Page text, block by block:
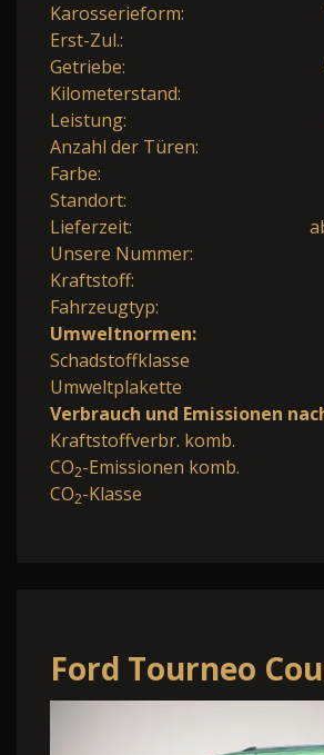
Karosserieform:
Erst-Zul.:
Getriebe:
Kilometerstand:
Leistung:
Anzahl der Türen:
Farbe:
Standort:
Lieferzeit:
Unsere Nummer:
Kraftstoff:
Fahrzeugtyp:
Umweltnormen:
Schadstoffklasse
Umweltplakette
Verbrauch und Emissionen
Kraftstoffverbr. komb.
CO2-Emissionen komb.
CO2-Klasse
Ford Tourneo
EcoBoost 125PS